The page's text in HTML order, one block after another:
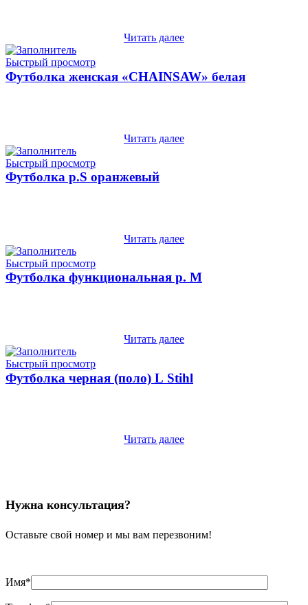
Читать далее
Быстрый просмотр
Футболка женская «CHAINSAW» белая
Читать далее
Быстрый просмотр
Футболка р.S оранжевый
Читать далее
Быстрый просмотр
Футболка функциональная р. М
Читать далее
Быстрый просмотр
Футболка черная (поло) L Stihl
Читать далее
Нужна консультация?
Оставьте свой номер и мы вам перезвоним!
Имя*